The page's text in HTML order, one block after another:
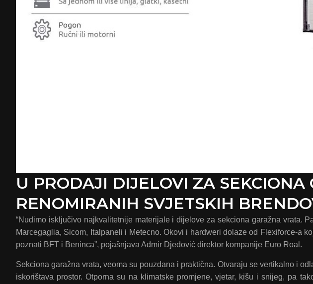
U PRODAJI DIJELOVI ZA
RENOMIRANIH SVJETSKIH
“Nudimo isključivo najkvalitetnije materijale i dijelove za sekciona garažna vrata.
Marcegaglia, Sicom, Italpaneli i Metecno. Okovi i hardweri dolaze od Flexiforce-a
poznati BFT i Beninca”, pojašnjava Admir Djedović direktor kompanije Euro Roal.
Sekciona garažna vrata, veoma su pouzdana i praktična. Otvaraju se vertikalno i
iskorištava prostor. Otporna su na klimatske promjene, vjetar, kišu i snijeg, pa